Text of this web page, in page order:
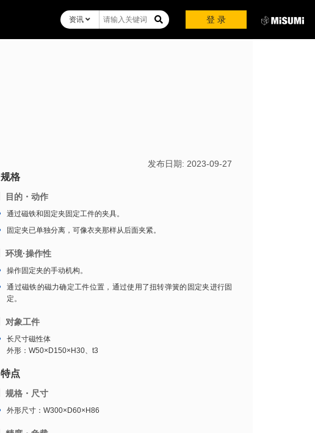
登 录
资讯
发布日期: 2023-09-27
规格
目的・动作
通过磁铁和固定夹固定工件的夹具。
固定夹已单独分离，可像衣夹那样从后面夹紧。
环境·操作性
操作固定夹的手动机构。
通过磁铁的磁力确定工件位置，通过使用了扭转弹簧的固定夹进行固
定。
对象工件
长尺寸磁性体
外形：W50×D150×H30、t3
特点
规格・尺寸
外形尺寸：W300×D60×H86